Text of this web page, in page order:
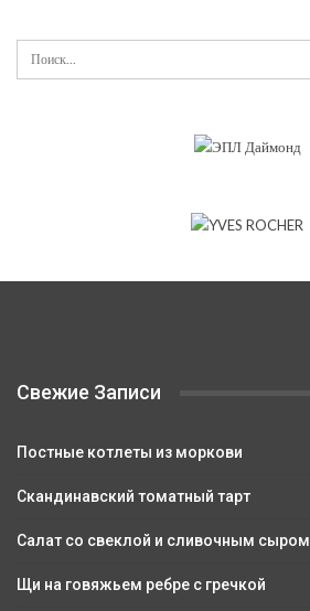
Свежие Записи
Постные котлеты из моркови
Скандинавский томатный тарт
Салат со свеклой и сливочным сыром
Щи на говяжьем ребре с гречкой